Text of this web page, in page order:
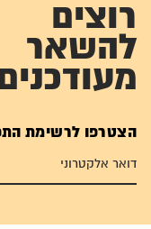
רוצים
להשאר
הצטרפו לרשימת